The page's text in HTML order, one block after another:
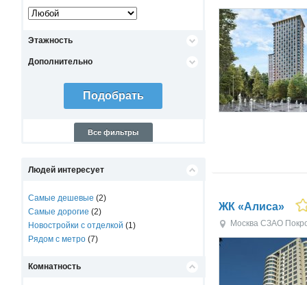
Этажность
Дополнительно
Все фильтры
Людей интересует
Самые дешевые (2)
Самые дорогие (2)
Новостройки с отделкой (1)
Рядом с метро (7)
Комнатность
ЖК «Алиса»
Москва СЗАО